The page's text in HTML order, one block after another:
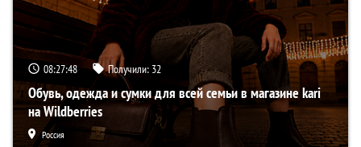
08:27:46 Получили: 32
Обувь, одежда и сумки для всей семьи в магазине kari
на Wildberries
Россия